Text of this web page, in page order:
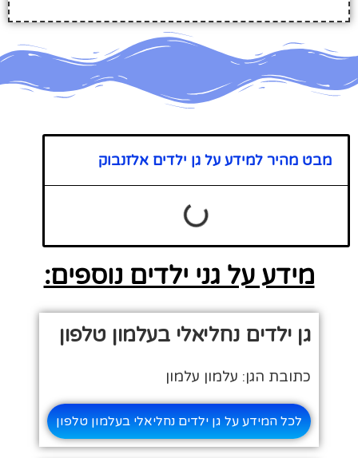
מבט מהיר למידע על גן ילדים אלזנבוק
מידע על גני ילדים נוספים:
גן ילדים נחליאלי בעלמון טלפון
כתובת הגן: עלמון עלמון
לכל המידע על גן ילדים נחליאלי בעלמון טלפון